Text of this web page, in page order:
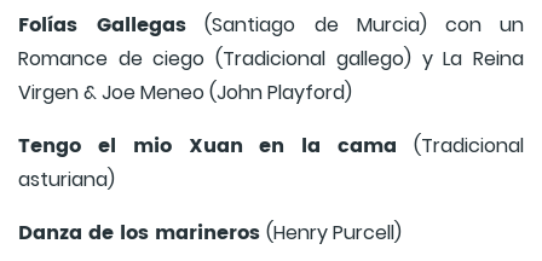
Folías Gallegas (Santiago de Murcia) con un
Romance de ciego (Tradicional gallego) y La Reina
Virgen & Joe Meneo (John Playford)
Tengo el mio Xuan en la cama (Tradicional
asturiana)
Danza de los marineros (Henry Purcell)